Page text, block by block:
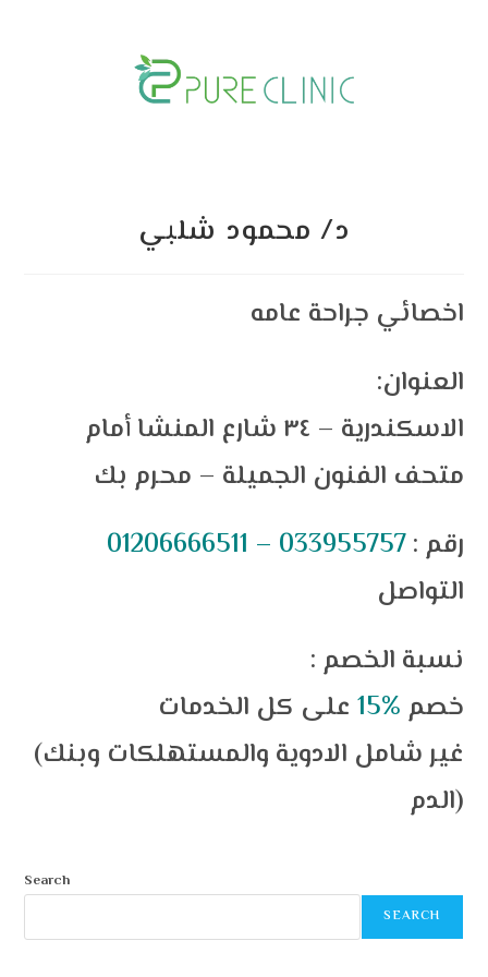
د/ محمود شلبي
اخصائي جراحة عامه
:العنوان
الاسكندرية – ٣٤ شارع المنشا أمام
متحف الفنون الجميلة – محرم بك
01206666511 – 033955757: رقم
التواصل
: نسبة الخصم
خصم %15
على كل الخدمات
(غير شامل الادوية والمستهلكات وبنك
الدم)
Search
SEARCH